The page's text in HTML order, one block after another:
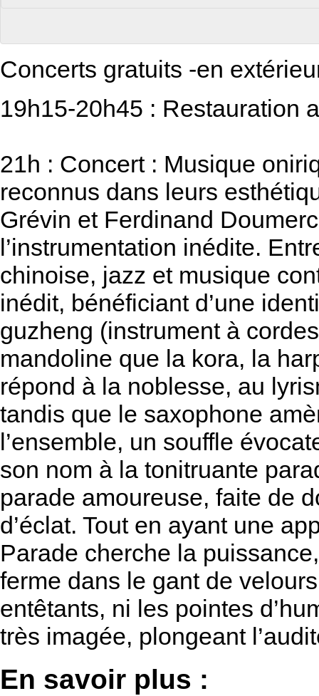
Concerts gratuits -en
19h15-20h45 : Restauration
21h : Concert : Musique
reconnus dans leurs
Grévin et Ferdinand
l’instrumentation inédite.
chinoise, jazz et musique
inédit, bénéficiant d’une
guzheng (instrument à
mandoline que la kora, la
répond à la noblesse, au
tandis que le saxophone
l’ensemble, un souffle
son nom à la tonitruante
parade amoureuse, faite de
d’éclat. Tout en ayant une
Parade cherche la
ferme dans le gant de
entêtants, ni les pointes
très imagée, plongeant
En savoir plus :